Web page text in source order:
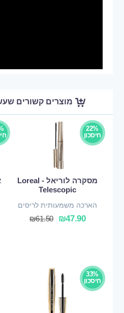
מוצרים קשורים
22%
חיסכון
מסקרה לוריאל - Loreal
Telescopic
הארכה משמעותית לריסים
₪47.90
₪61.50
33%
חיסכון